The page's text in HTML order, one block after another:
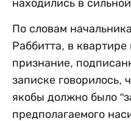
находились в
По словам
Раббитта, в
признание,
записке говорилось,
якобы должно было
предполагаемого